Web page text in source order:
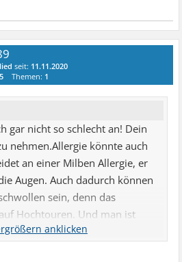
seit: 11.11.2020
Themen: 1
gar nicht so schlecht an! Dein
nehmen.Allergie könnte auch
an einer Milben Allergie, er
Augen. Auch dadurch können
sein, denn das
Hochtouren. Und man ist
berichte mal weiter! VG